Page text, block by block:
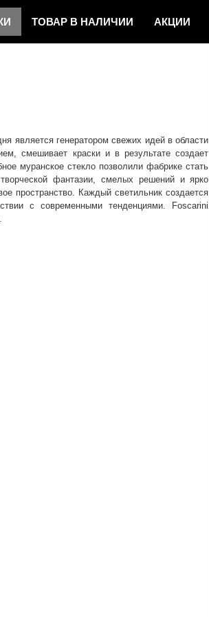
ТОВАР В НАЛИЧИИ АКЦИИ
является генератором свежих идей в области
смешивает краски и в результате создает
муранское стекло позволили фабрике стать
фантазии, смелых решений и ярко
пространство. Каждый светильник создается
с современными тенденциями. Foscarini